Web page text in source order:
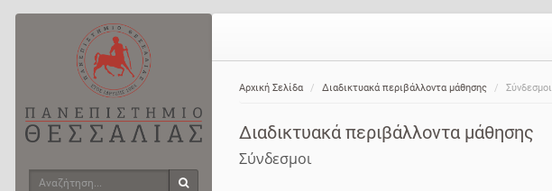
Αρχική Σελίδα Διαδικτυακά περιβάλλοντα μάθησης Σύνδεσμοι
Διαδικτυακά περιβάλλοντα μάθησης
Σύνδεσμοι
Αναζήτηση